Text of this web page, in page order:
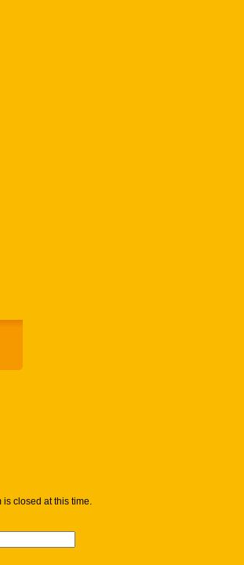
closed at this time.